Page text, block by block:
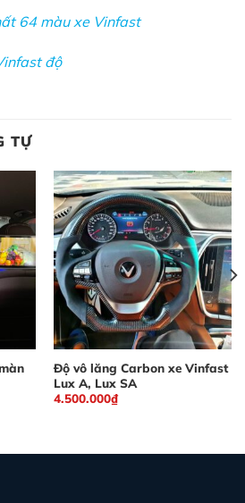
64 màu xe Vinfast
độ
TỰ
Độ vô lăng Carbon xe Vinfast
Lux A, Lux SA
4.500.000₫